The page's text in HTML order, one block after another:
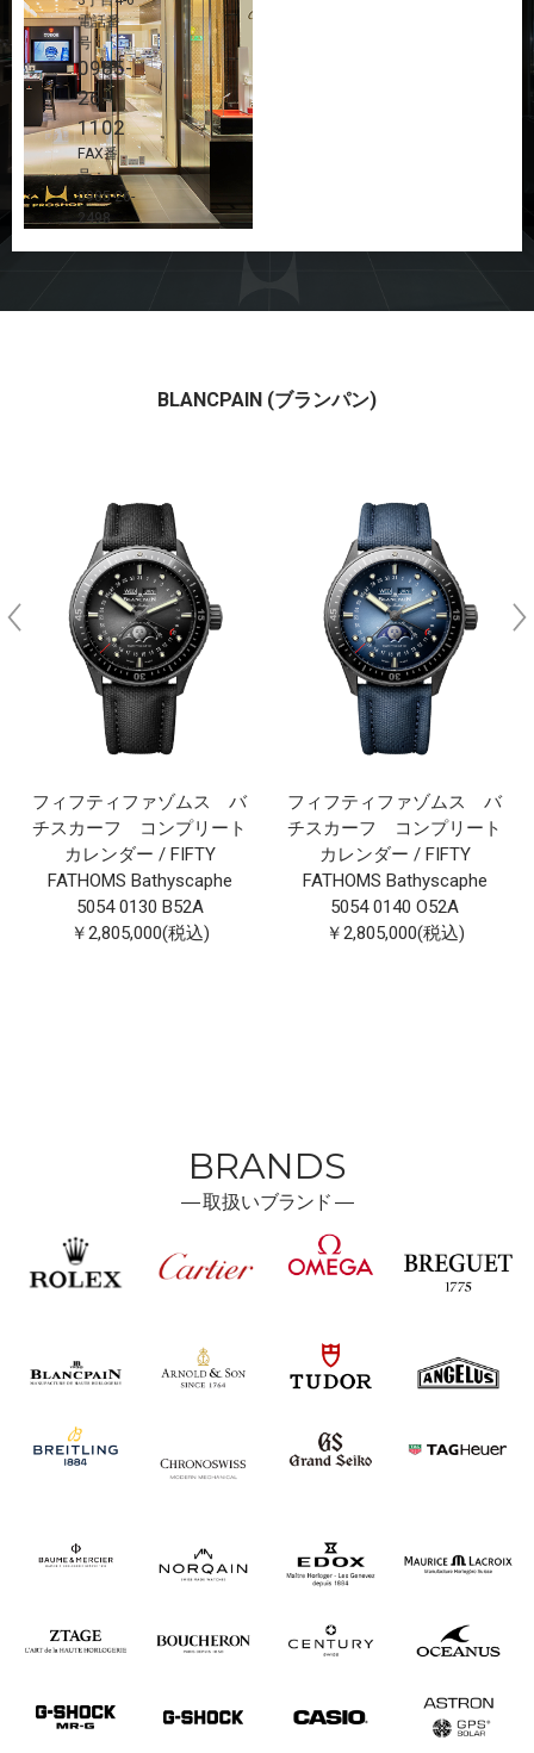
電話番
号：
0985-
26-
1102
FAX番
号：
0985-26-
2498
BLANCPAIN (ブランパン)
フィフティファゾムス バ
チスカーフ コンプリート
カレンダー / FIFTY
FATHOMS Bathyscaphe
5054 0130 B52A
￥2,805,000(税込)
フィフティファゾムス バ
チスカーフ コンプリート
カレンダー / FIFTY
FATHOMS Bathyscaphe
5054 0140 O52A
￥2,805,000(税込)
BRANDS
―取扱いブランド ―